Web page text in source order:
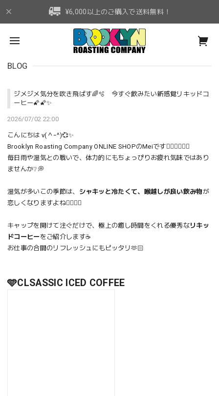
¥6,000以上のご購入で送料無料！
BLOG
ジメジメ気分を吹き飛ばす🌈🫧 今すぐ飲みたい新感覚リキッドコ
ーヒー🌠🌠✨
2026/07/02 22:00
こんにちは v(＾ｰ^)💞✨
Brooklyn Roasting Company ONLINE SHOPのMeiです🧚🏻‍♀️🧚🏻‍♀️
毎日雨や湿気との戦いで、体力的にもちょっぴりお疲れ気味ではあり
ませんか❔💭
湿気が多いこの季節は、 シャキッと冷たくて、喉越しが良い飲み物が
恋しくなりますよね🧚🏻‍♀️✨
キャップを開けて注ぐだけで、極上の癒し時間をくれる優秀なリキッ
ドコーヒーをご紹介します☕️
お仕事の合間のリフレッシュにもピッタリ🫶🏻
🩵CLSASSIC ICED COFFEE